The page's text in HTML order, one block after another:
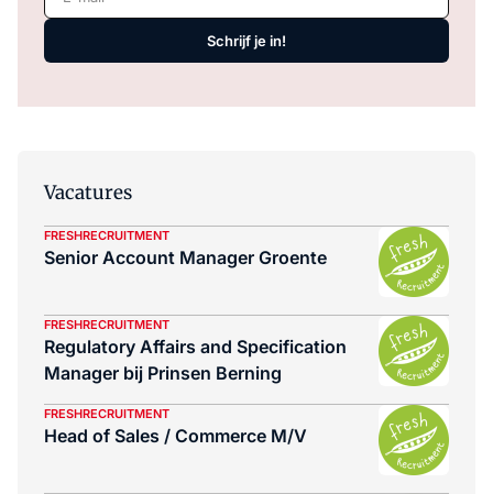
Schrijf je in!
Vacatures
FRESHRECRUITMENT
Senior Account Manager Groente
FRESHRECRUITMENT
Regulatory Affairs and Specification
Manager bij Prinsen Berning
FRESHRECRUITMENT
Head of Sales / Commerce M/V